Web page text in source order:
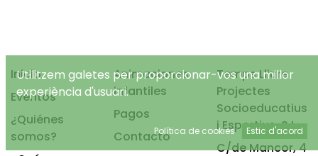
Inicio
Eventos
¿Quiénes
somos?
Animaciones
infantiles
Pagos
Contacto
Temps Lliure
Projectes
Socioeducatius
i Esportius, S.L.
C/de Mancor, 4
Utilitzem galetes per proporcionar-vos una millor
experiència d'usuari.
Política de cookies Estic d'acord